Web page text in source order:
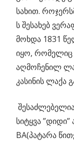
სახით.
ს შესახებ
მოხდა 1831
იყო, რომელიც
აღმოჩენილ
კასინის ლაქა
სიტყვა
BA(პატარა